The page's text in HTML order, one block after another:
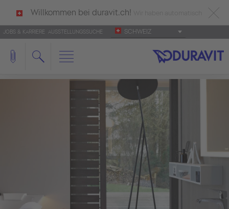
Willkommen bei duravit.ch!
deutsch als Ihre Sprache erkannt.
Français Italiano
JOBS & KARRIERE AUSSTELLUNGSSUCHE SCHWEIZ